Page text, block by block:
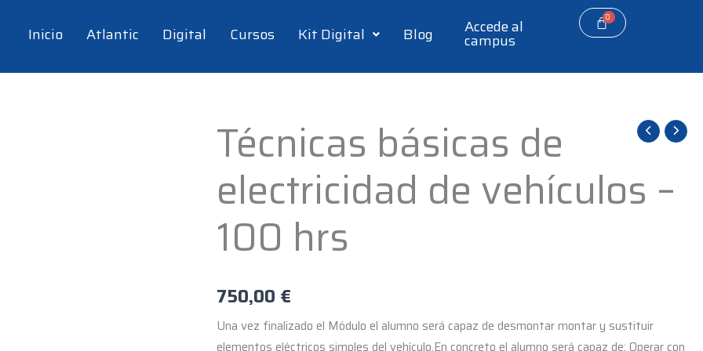
Inicio Atlantic Digital Cursos Kit Digital Blog Accede al
campus
Técnicas básicas de
electricidad de vehículos –
100 hrs
750,00 €
Una vez finalizado el Módulo el alumno será capaz de desmontar montar y sustituir
elementos eléctricos simples del vehículo.En concreto el alumno será capaz de: Operar con
Técnicas
básicas
electricidad
vehículos
hrs
cantidad